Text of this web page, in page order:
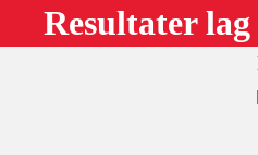
Resultater